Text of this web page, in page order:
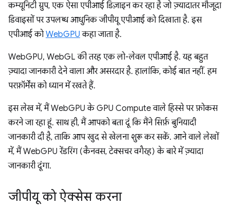
कम्यूनिटी ग्रुप, एक ऐसा एपीआई डिज़ाइन कर रहा है जो ज़्यादातर मौजूदा
डिवाइसों पर उपलब्ध आधुनिक जीपीयू एपीआई को दिखाता है. इस
एपीआई कोWebGPU कहा जाता है.
WebGPU, WebGL की तरह एक लो-लेवल एपीआई है. यह बहुत
ज़्यादा जानकारी देने वाला और असरदार है. हालांकि, कोई बात नहीं. हम
परफ़ॉर्मेंस को ध्यान में रखते हैं.
इस लेख में, मैं WebGPU के GPU Compute वाले हिस्से पर फ़ोकस
करने जा रहा हूं. साथ ही, मैं आपको बता दूं कि मैंने सिर्फ़ बुनियादी
जानकारी दी है, ताकि आप खुद से खेलना शुरू कर सकें. आने वाले लेखों
में, मैं WebGPU रेंडरिंग (कैनवस, टेक्सचर वगैरह) के बारे में ज़्यादा
जानकारी दूंगा.
जीपीयू को ऐक्सेस करना